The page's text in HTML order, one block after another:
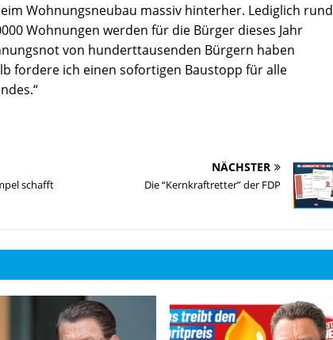
Wohnungsneubau massiv hinterher. Lediglich rund
Wohnungen werden für die Bürger dieses Jahr
von hunderttausenden Bürgern haben
fordere ich einen sofortigen Baustopp für alle
schafft
NÄCHSTER
Die “Kernkraftretter” der FDP